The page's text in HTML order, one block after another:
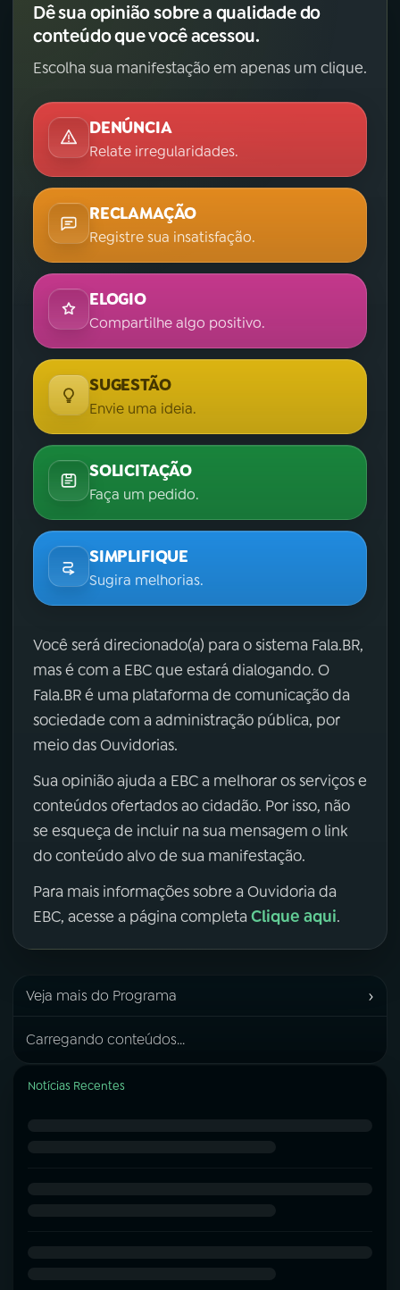
Dê sua opinião sobre a qualidade do
conteúdo que você acessou.
Escolha sua manifestação em apenas um clique.
DENÚNCIA
Relate irregularidades.
RECLAMAÇÃO
Registre sua insatisfação.
ELOGIO
Compartilhe algo positivo.
SUGESTÃO
Envie uma ideia.
SOLICITAÇÃO
Faça um pedido.
SIMPLIFIQUE
Sugira melhorias.
Você será direcionado(a) para o sistema Fala.BR,
mas é com a EBC que estará dialogando. O
Fala.BR é uma plataforma de comunicação da
sociedade com a administração pública, por
meio das Ouvidorias.
Sua opinião ajuda a EBC a melhorar os serviços e
conteúdos ofertados ao cidadão. Por isso, não
se esqueça de incluir na sua mensagem o link
do conteúdo alvo de sua manifestação.
Para mais informações sobre a Ouvidoria da
EBC, acesse a página completa Clique aqui.
Veja mais do Programa ›
Carregando conteúdos...
Notícias Recentes